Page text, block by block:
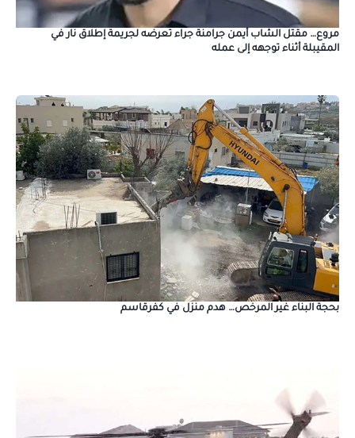
مروع… مقتل الشاب أيمن جرامنة جراء تعرضه لجريمة إطلاق نار في
المقيبلة أثناء توجهه إلى عمله
بحجة البناء غير المرخص… هدم منزل في كفرقاسم